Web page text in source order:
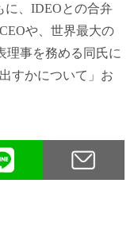
に、IDEOとの合弁
や、世界最大の
理事を務める同氏に
すかについて」お